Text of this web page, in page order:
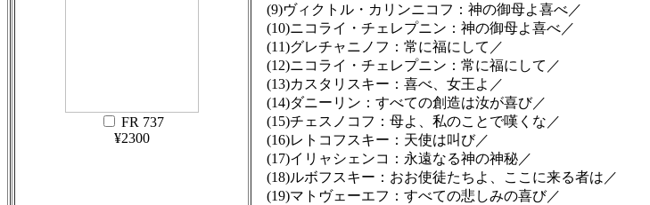
FR 737
¥2300
(9)ヴィクトル・カリンニコフ：神の御母よ喜べ／
(10)ニコライ・チェレプニン：神の御母よ喜べ／
(11)グレチャニノフ：常に福にして／
(12)ニコライ・チェレプニン：常に福にして／
(13)カスタリスキー：喜べ、女王よ／
(14)ダニーリン：すべての創造は汝が喜び／
(15)チェスノコフ：母よ、私のことで嘆くな／
(16)レトコフスキー：天使は叫び／
(17)イリャシェンコ：永遠なる神の神秘／
(18)ルボフスキー：おお使徒たちよ、ここに来る者は／
(19)マトヴェーエフ：すべての悲しみの喜び／